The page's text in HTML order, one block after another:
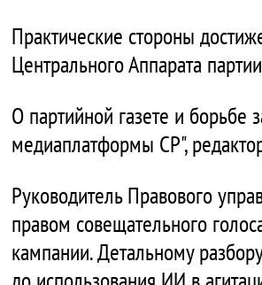
Практические стороны
Центрального Аппарата
О партийной газете и борьбе
медиаплатформы СР",
Руководитель Правового
правом совещательного
кампании. Детальному